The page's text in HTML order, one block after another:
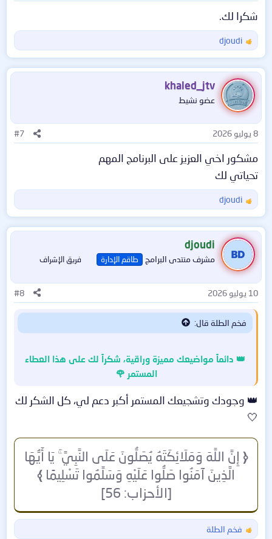
شكرا لك.
ل
ت
ف
ا
ع
ا
ت
djoudi
khaled_jtv
عضو نشيط
8 يوليو 2026 #7
مشكور اخي العزيز على البرنامج المهم
تحياتي لك
ل
ت
ف
ا
ع
ا
ت
:
djoudi
djoudi
مشرف منتدى البرامج طاقم الإدارة فريق الإشراف
10 يوليو 2026 #8
فخم الطلة قال:
👑 دائماً مواضيعك مميزة وراقية، شكراً لك على هذا العطاء
المستمر 🌹
👑 وجودك وتشجيعك المستمر أكبر دعم لي، كل الشكر لك
🤍
﴿ إِنَّ اللَّهَ وَمَلَائِكَتَهُ يُصَلُّونَ عَلَى النَّبِيِّ ۚ يَا أَيُّهَا
الَّذِينَ آمَنُوا صَلُّوا عَلَيْهِ وَسَلِّمُوا تَسْلِيمًا﴾
[الأحزاب: 56]
فخم الطلة